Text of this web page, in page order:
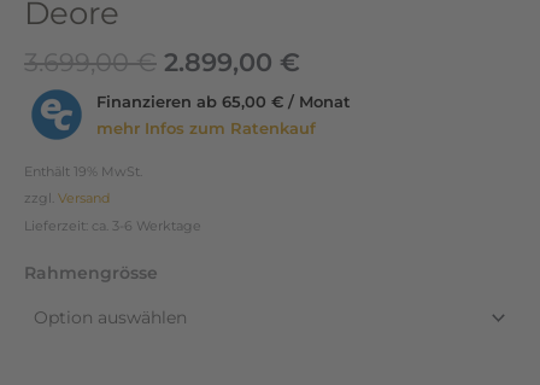
Deore
3.699,00€ 2.899,00 €
Finanzieren ab 65,00 € / Monat
mehr Infos zum Ratenkauf
Enthält 19% MwSt.
zzgl. Versand
Lieferzeit: ca. 3-6 Werktage
Rahmengrösse